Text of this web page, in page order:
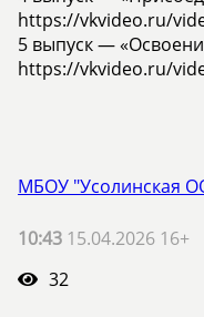
https://vkvideo.ru/
5 выпуск —
https://vkvideo.ru/
МБОУ "Усолинская
10:43 15.04.2026 16+
32